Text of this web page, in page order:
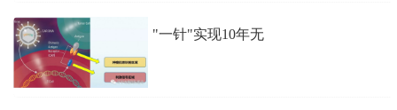
"一针"实现10年无